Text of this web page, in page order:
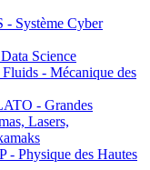
- Système Cyber
Science
- Mécanique des
- Grandes
Lasers,
- Physique des Hautes